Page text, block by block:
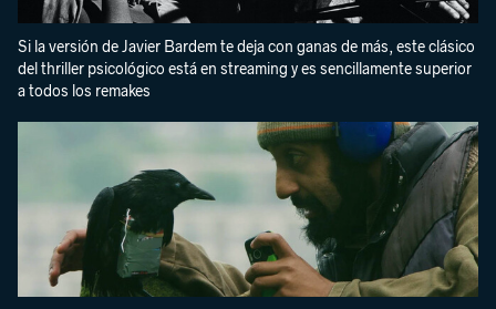
Si la versión de Javier Bardem te deja con ganas de más, este clásico
del thriller psicológico está en streaming y es sencillamente superior
a todos los remakes